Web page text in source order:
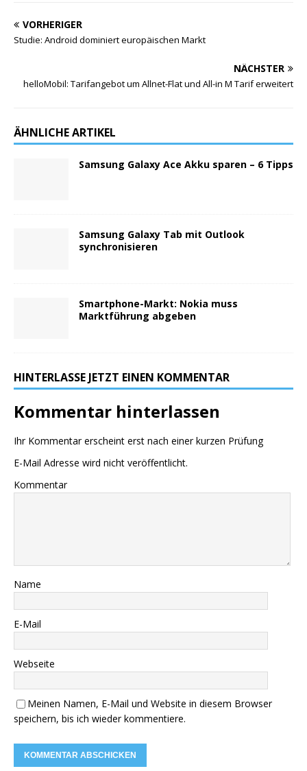
VORHERIGER
Studie: Android dominiert europäischen Markt
NÄCHSTER
helloMobil: Tarifangebot um Allnet-Flat und All-in M Tarif erweitert
ÄHNLICHE ARTIKEL
Samsung Galaxy Ace Akku sparen – 6 Tipps
Samsung Galaxy Tab mit Outlook
synchronisieren
Smartphone-Markt: Nokia muss
Marktführung abgeben
HINTERLASSE JETZT EINEN KOMMENTAR
Kommentar hinterlassen
Ihr Kommentar erscheint erst nach einer kurzen Prüfung
E-Mail Adresse wird nicht veröffentlicht.
Kommentar
Name
E-Mail
Webseite
Meinen Namen, E-Mail und Website in diesem Browser
speichern, bis ich wieder kommentiere.